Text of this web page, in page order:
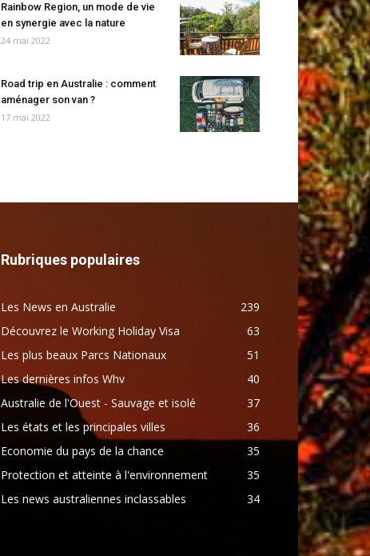
Rainbow Region, un mode de vie
en synergie avec la nature
24 mai 2022
Road trip en Australie : comment
aménager son van ?
17 mai 2022
Rubriques populaires
Les News en Australie
239
Découvrez le Working Holiday Visa
63
Les plus beaux Parcs Nationaux
51
Les dernières infos Whv
40
Australie de l'Ouest - Sauvage et isolé
37
Les états et les principales villes
36
Economie du pays de la chance
35
Protection et atteinte à l'environnement
35
Les news australiennes inclassables
34